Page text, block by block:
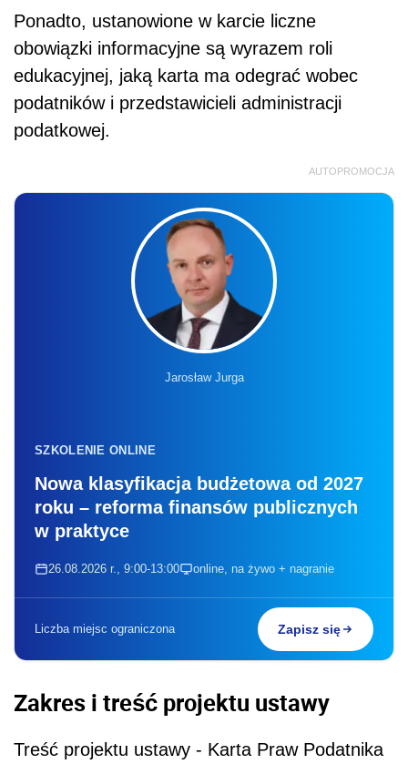
Ponadto, ustanowione w karcie liczne
obowiązki informacyjne są wyrazem roli
edukacyjnej, jaką karta ma odegrać wobec
podatników i przedstawicieli administracji
podatkowej.
AUTOPROMOCJA
Jarosław Jurga
SZKOLENIE ONLINE
Nowa klasyfikacja budżetowa od 2027
roku – reforma finansów publicznych
w praktyce
26.08.2026 r., 9:00-13:00 online, na żywo + nagranie
Liczba miejsc ograniczona Zapisz się
Zakres i treść projektu ustawy
Treść projektu ustawy - Karta Praw Podatnika